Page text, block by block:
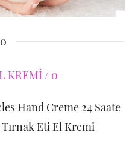
Hand Creme 24 Saate
Eti El Kremi